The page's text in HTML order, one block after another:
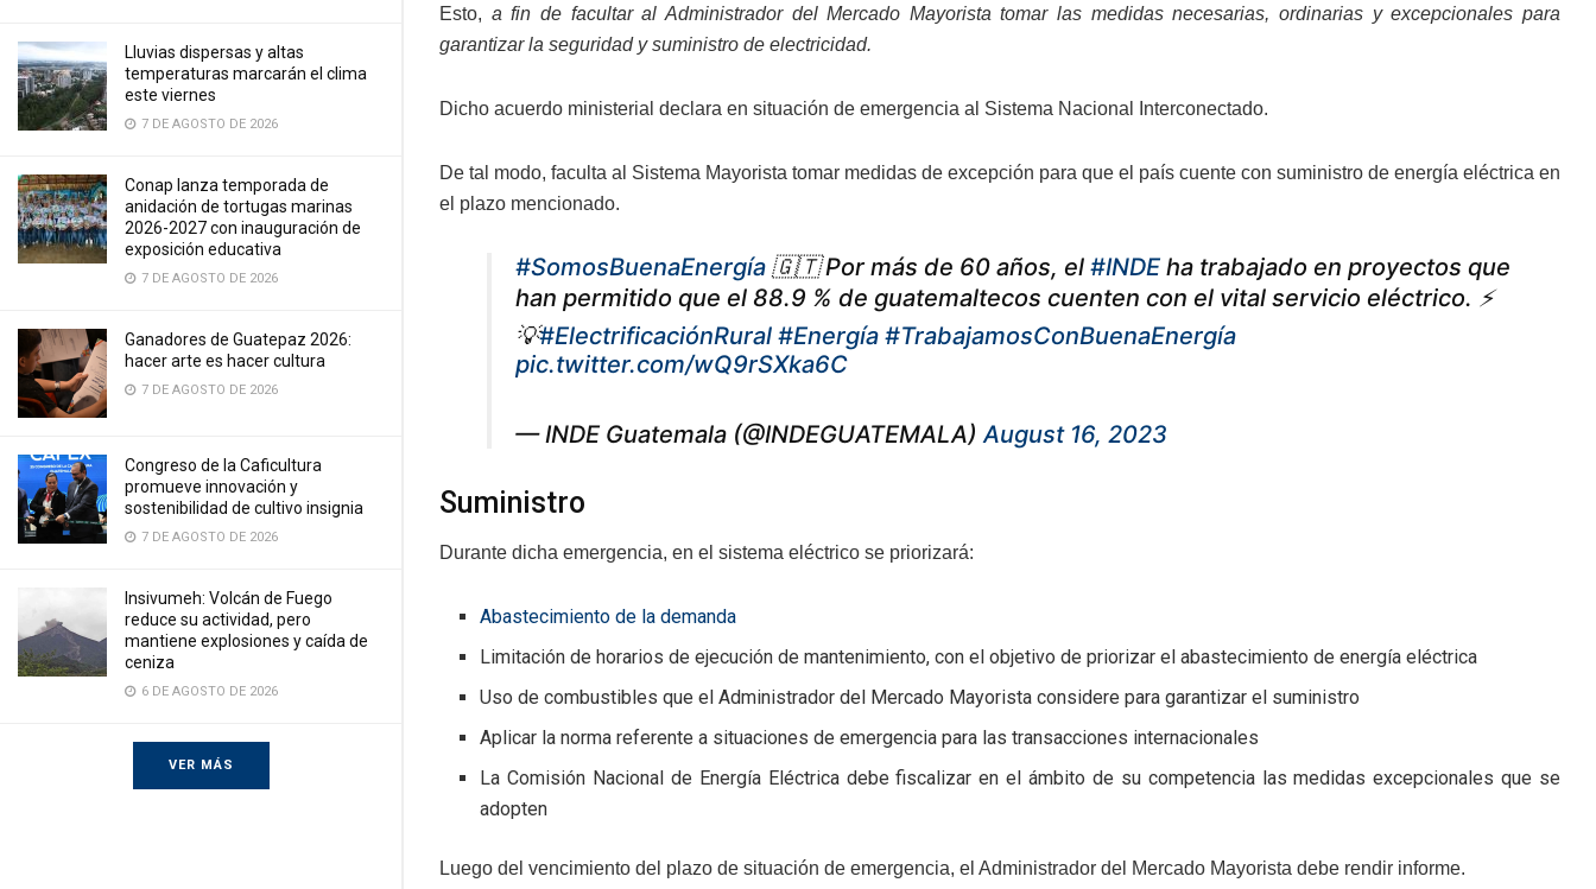
Lluvias dispersas y altas
temperaturas marcarán el clima
este viernes
7 DE AGOSTO DE 2026
Conap lanza temporada de
anidación de tortugas marinas
2026-2027 con inauguración de
exposición educativa
7 DE AGOSTO DE 2026
Ganadores de Guatepaz 2026:
hacer arte es hacer cultura
7 DE AGOSTO DE 2026
Congreso de la Caficultura
promueve innovación y
sostenibilidad de cultivo insignia
7 DE AGOSTO DE 2026
Insivumeh: Volcán de Fuego
reduce su actividad, pero
mantiene explosiones y caída de
ceniza
6 DE AGOSTO DE 2026
VER MÁS
Esto, a fin de facultar al Administrador del Mercado Mayorista tomar las medidas necesarias, ordinarias y excepcionales para
garantizar la seguridad y suministro de electricidad.
Dicho acuerdo ministerial declara en situación de emergencia al Sistema Nacional Interconectado.
De tal modo, faculta al Sistema Mayorista tomar medidas de excepción para que el país cuente con suministro de energía eléctrica en
el plazo mencionado.
#SomosBuenaEnergía 🇬🇹 Por más de 60 años, el #INDE ha trabajado en proyectos que
han permitido que el 88.9 % de guatemaltecos cuenten con el vital servicio eléctrico. ⚡️
💡#ElectrificaciónRural #Energía #TrabajamosConBuenaEnergía
pic.twitter.com/wQ9rSXka6C
— INDE Guatemala (@INDEGUATEMALA) August 16, 2023
Suministro
Durante dicha emergencia, en el sistema eléctrico se priorizará:
Abastecimiento de la demanda
Limitación de horarios de ejecución de mantenimiento, con el objetivo de priorizar el abastecimiento de energía eléctrica
Uso de combustibles que el Administrador del Mercado Mayorista considere para garantizar el suministro
Aplicar la norma referente a situaciones de emergencia para las transacciones internacionales
La Comisión Nacional de Energía Eléctrica debe fiscalizar en el ámbito de su competencia las medidas excepcionales que se
adopten
Luego del vencimiento del plazo de situación de emergencia, el Administrador del Mercado Mayorista debe rendir informe.